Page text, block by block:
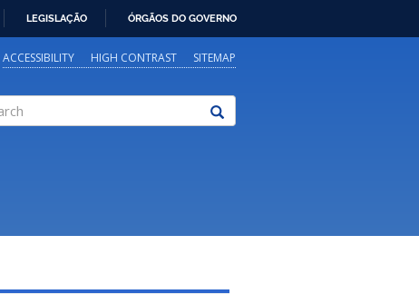
LEGISLAÇÃO ÓRGÃOS DO GOVERNO
ACCESSIBILITY HIGH CONTRAST SITEMAP